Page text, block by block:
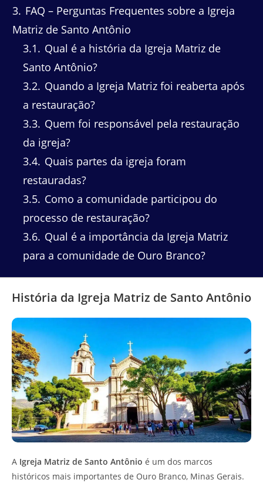
3 FAQ – Perguntas Frequentes sobre a Igreja
Matriz de Santo Antônio
3.1
Qual é a história da Igreja Matriz de
Santo Antônio?
3.2 Quando a Igreja Matriz foi reaberta após
a restauração?
3.3 Quem foi responsável pela restauração
da igreja?
3.4 Quais partes da igreja foram
restauradas?
3.5 Como a comunidade participou do
processo de restauração?
3.6 Qual é a importância da Igreja Matriz
para a comunidade de Ouro Branco?
História da Igreja Matriz de Santo Antônio
A Igreja Matriz de Santo Antônio é um dos marcos
históricos mais importantes de Ouro Branco, Minas Gerais.